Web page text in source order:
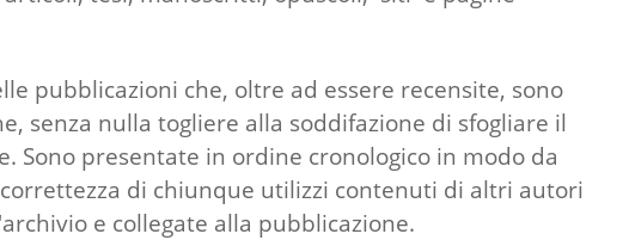
pubblicazioni che, oltre ad essere recensite, sono
senza nulla togliere alla soddifazione di sfogliare il
presentate in ordine cronologico in modo da
di chiunque utilizzi contenuti di altri autori
e collegate alla pubblicazione.